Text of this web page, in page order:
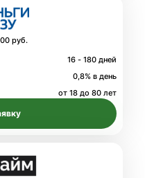
руб.
16 - 180 дней
0,8% в день
от 18 до 80 лет